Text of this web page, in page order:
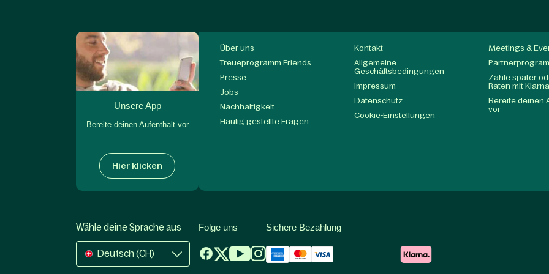
Unsere App
Bereite deinen Aufenthalt vor
Hier klicken
Über uns
Treueprogramm Friends
Presse
Jobs
Nachhaltigkeit
Häufig gestellte Fragen
Kontakt
Allgemeine
Geschäftsbedingungen
Impressum
Datenschutz
Cookie-Einstellungen
Meetings &
Zahle später
Raten mit Klarna
Bereite deinen
vor
Wähle deine Sprache aus
Deutsch (CH)
Folge uns Sichere Bezahlung